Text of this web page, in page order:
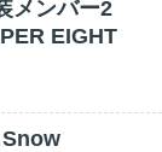
メンバー2
EIGHT